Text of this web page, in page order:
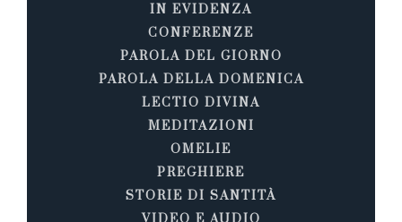
IN EVIDENZA
CONFERENZE
PAROLA DEL GIORNO
PAROLA DELLA DOMENICA
LECTIO DIVINA
MEDITAZIONI
OMELIE
PREGHIERE
STORIE DI SANTITÀ